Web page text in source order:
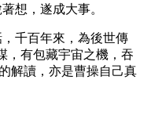
想，遂成大事。
千百年來，為後世傳
，有包藏宇宙之機，吞
解讀，亦是曹操自己真